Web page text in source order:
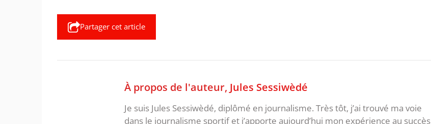
Partager cet article
À propos de l'auteur, Jules Sessiwèdé
Je suis Jules Sessiwèdé, diplômé en journalisme. Très tôt, j’ai trouvé ma voie
dans le journalisme sportif et j’apporte aujourd’hui mon expérience au succès